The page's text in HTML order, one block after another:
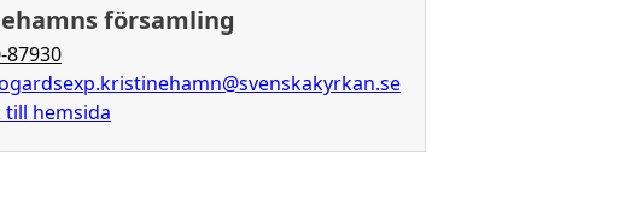
församling
87930
till hemsida